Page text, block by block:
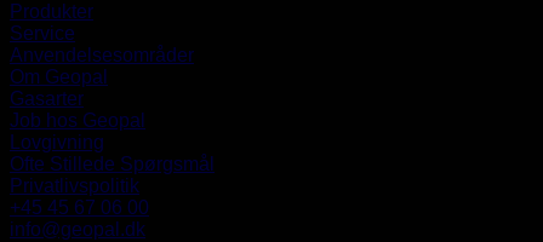
Produkter
Service
Anvendelsesområder
Om Geopal
Gasarter
Job hos Geopal
Lovgivning
Ofte Stillede Spørgsmål
Privatlivspolitik
+45 45 67 06 00
info@geopal.dk